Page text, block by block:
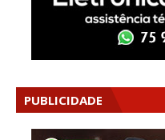
PUBLICIDADE